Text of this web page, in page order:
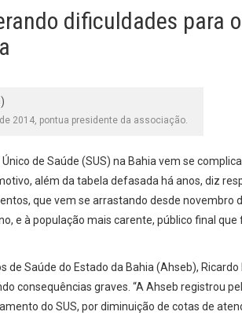
dificuldades para
2014, pontua presidente da associação.
de Saúde (SUS) na Bahia vem se
além da tabela defasada há anos, diz
que vem se arrastando desde novembro
e à população mais carente, público final que
Saúde do Estado da Bahia (Ahseb), Ricardo
consequências graves. “A Ahseb registrou
do SUS, por diminuição de cotas de